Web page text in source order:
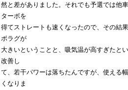
然と差がありました。それでも予選では他
ターボを
得てストレートも速くなったので、その結
ボラグが
大きいということと、吸気温が高すぎたと
改善し
て、若干パワーは落ちたんですが、使える
くなりま